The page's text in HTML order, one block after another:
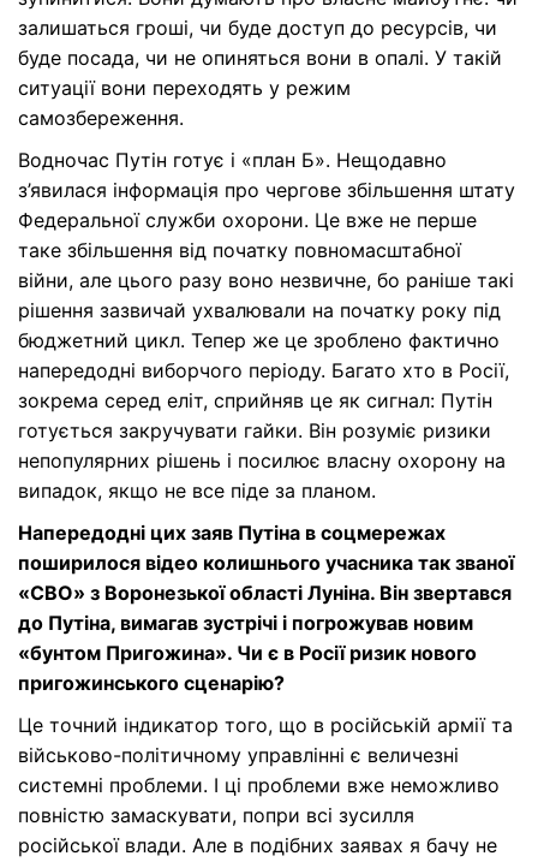
залишаться гроші, чи буде доступ до ресурсів, чи
буде посада, чи не опиняться вони в опалі. У такій
ситуації вони переходять у режим
самозбереження.
Водночас Путін готує і «план Б». Нещодавно
з’явилася інформація про чергове збільшення штату
Федеральної служби охорони. Це вже не перше
таке збільшення від початку повномасштабної
війни, але цього разу воно незвичне, бо раніше такі
рішення зазвичай ухвалювали на початку року під
бюджетний цикл. Тепер же це зроблено фактично
напередодні виборчого періоду. Багато хто в Росії,
зокрема серед еліт, сприйняв це як сигнал: Путін
готується закручувати гайки. Він розуміє ризики
непопулярних рішень і посилює власну охорону на
випадок, якщо не все піде за планом.
Напередодні цих заяв Путіна в соцмережах
поширилося відео колишнього учасника так званої
«СВО» з Воронезької області Луніна. Він звертався
до Путіна, вимагав зустрічі і погрожував новим
«бунтом Пригожина». Чи є в Росії ризик нового
пригожинського сценарію?
Це точний індикатор того, що в російській армії та
військово-політичному управлінні є величезні
системні проблеми. І ці проблеми вже неможливо
повністю замаскувати, попри всі зусилля
російської влади. Але в подібних заявах я бачу не